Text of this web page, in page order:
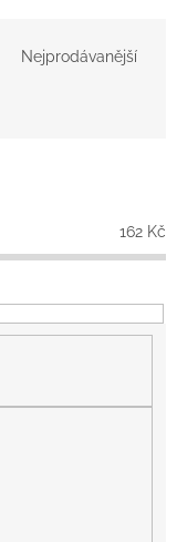
Nejprodávanější
162 Kč